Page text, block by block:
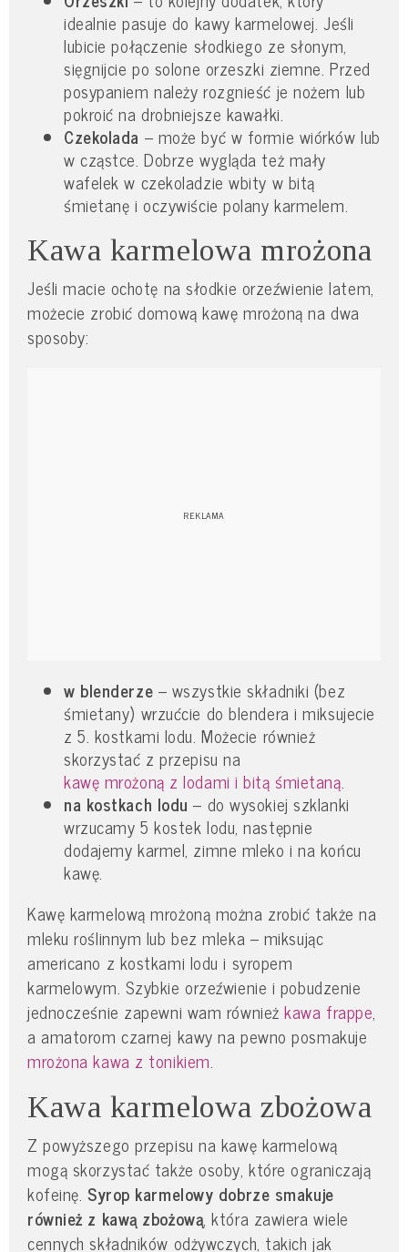
idealnie pasuje do kawy karmelowej. Jeśli
lubicie połączenie słodkiego ze słonym,
sięgnijcie po solone orzeszki ziemne. Przed
posypaniem należy rozgnieść je nożem lub
pokroić na drobniejsze kawałki.
Czekolada – może być w formie wiórków lub
w cząstce. Dobrze wygląda też mały
wafelek w czekoladzie wbity w bitą
śmietanę i oczywiście polany karmelem.
Kawa karmelowa mrożona
Jeśli macie ochotę na słodkie orzeźwienie latem,
możecie zrobić domową kawę mrożoną na dwa
sposoby:
w blenderze – wszystkie składniki (bez
śmietany) wrzućcie do blendera i miksujecie
z 5. kostkami lodu. Możecie również
skorzystać z przepisu na
kawę mrożoną z lodami i bitą śmietaną.
na kostkach lodu – do wysokiej szklanki
wrzucamy 5 kostek lodu, następnie
dodajemy karmel, zimne mleko i na końcu
kawę.
Kawę karmelową mrożoną można zrobić także na
mleku roślinnym lub bez mleka – miksując
americano z kostkami lodu i syropem
karmelowym. Szybkie orzeźwienie i pobudzenie
jednocześnie zapewni wam równieżkawa frappe,
a amatorom czarnej kawy na pewno posmakuje
mrożona kawa z tonikiem.
Kawa karmelowa zbożowa
Z powyższego przepisu na kawę karmelową
mogą skorzystać także osoby, które ograniczają
kofeinę. Syrop karmelowy dobrze smakuje
również z kawą zbożową, która zawiera wiele
cennych składników odżywczych, takich jak